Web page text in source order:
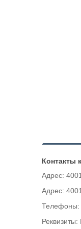
Контакты
Адрес:
Адрес:
Телефоны: